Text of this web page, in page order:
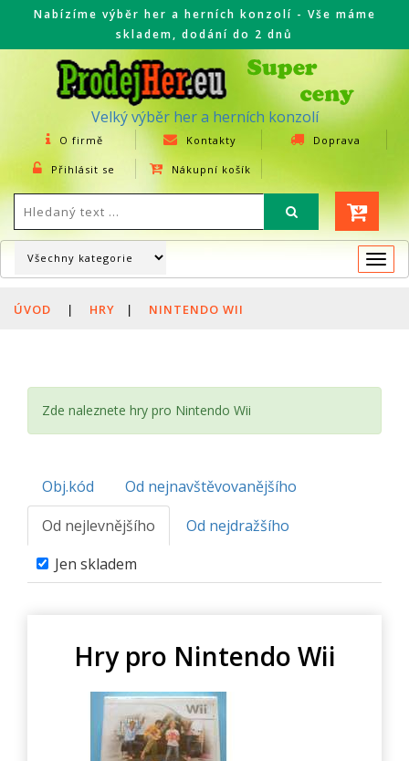
Nabízíme výběr her a herních konzolí - Vše máme
skladem, dodání do 2 dnů
Velký výběr her a herních konzolí
O firmě Kontakty Doprava
Přihlásit se Nákupní košík
ÚVOD | HRY | NINTENDO WII
Zde naleznete hry pro Nintendo Wii
Obj.kód
Od nejnavštěvovanějšího
Od nejlevnějšího
Od nejdražšího
Jen skladem
Hry pro Nintendo Wii